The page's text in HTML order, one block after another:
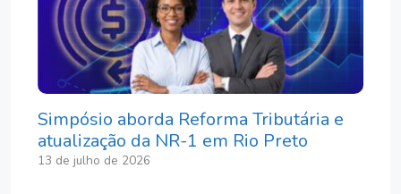
Simpósio aborda Reforma Tributária e
atualização da NR-1 em Rio Preto
13 de julho de 2026